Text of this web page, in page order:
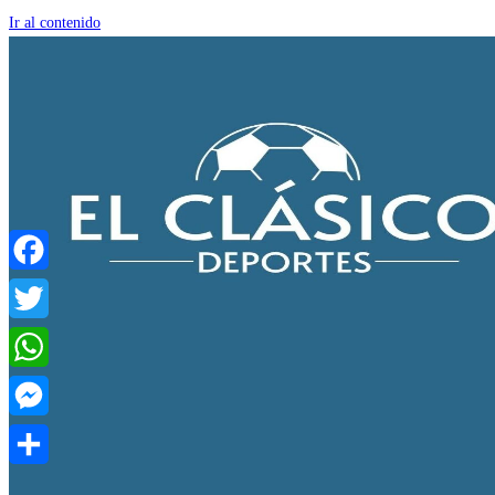
Ir al contenido
Facebook
Twitter
WhatsApp
Messenger